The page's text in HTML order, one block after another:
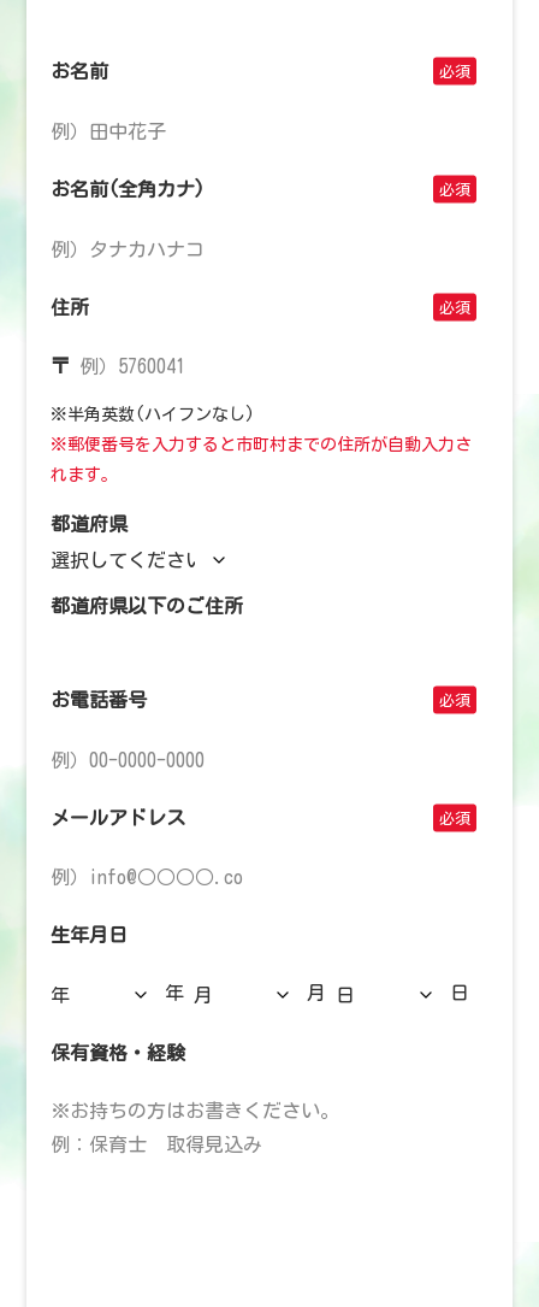
お名前
お名前(全角カナ)
住所
〒
※半角英数(ハイフンなし)
※郵便番号を入力すると市町村までの住所が自動入力さ
れます。
都道府県
都道府県以下のご住所
お電話番号
メールアドレス
生年月日
年 月 日
保有資格・経験